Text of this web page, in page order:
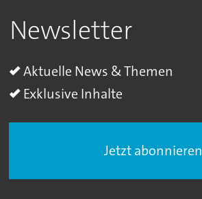
Newsletter
Aktuelle News & Themen
Exklusive Inhalte
Jetzt abonnieren